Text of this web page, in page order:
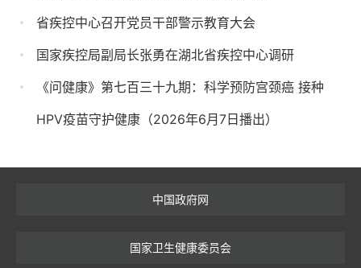
省疾控中心召开党员干部警示教育大会
国家疾控局副局长张勇在湖北省疾控中心调研
《问健康》第七百三十九期：科学预防宫颈癌 接种
HPV疫苗守护健康（2026年6月7日播出）
中国政府网
国家卫生健康委员会